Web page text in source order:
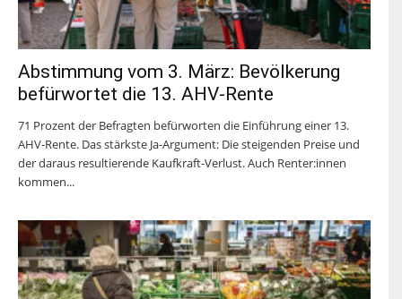
Abstimmung vom 3. März: Bevölkerung
befürwortet die 13. AHV-Rente
71 Prozent der Befragten befürworten die Einführung einer 13.
AHV-Rente. Das stärkste Ja-Argument: Die steigenden Preise und
der daraus resultierende Kaufkraft-Verlust. Auch Renter:innen
kommen...